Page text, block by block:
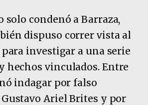
condenó a Barraza,
dispuso correr vista al
investigar a una serie
hechos vinculados. Entre
indagar por falso
Ariel Brites y por